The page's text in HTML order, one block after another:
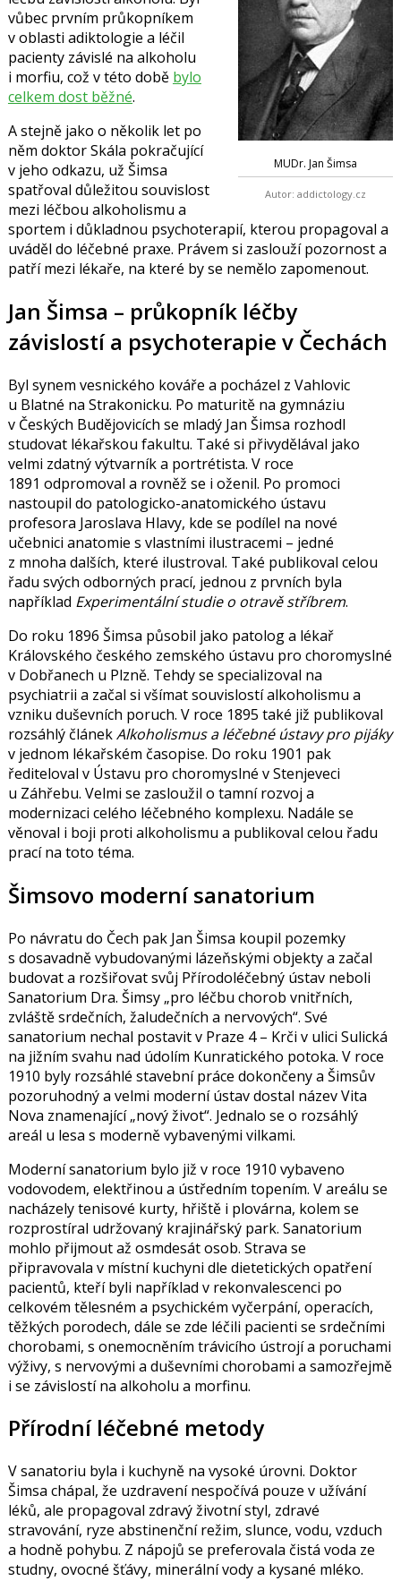
MUDr. Jan Šimsa
Autor: addictology.cz
vůbec prvním průkopníkem
v oblasti adiktologie a léčil
pacienty závislé na alkoholu
i morfiu, což v této době bylo
celkem dost běžné.
A stejně jako o několik let po
něm doktor Skála pokračující
v jeho odkazu, už Šimsa
spatřoval důležitou souvislost
mezi léčbou alkoholismu a
sportem i důkladnou psychoterapií, kterou propagoval a
uváděl do léčebné praxe. Právem si zaslouží pozornost a
patří mezi lékaře, na které by se nemělo zapomenout.
Jan Šimsa – průkopník léčby
závislostí a psychoterapie v Čechách
Byl synem vesnického kováře a pocházel z Vahlovic
u Blatné na Strakonicku. Po maturitě na gymnáziu
v Českých Budějovicích se mladý Jan Šimsa rozhodl
studovat lékařskou fakultu. Také si přivydělával jako
velmi zdatný výtvarník a portrétista. V roce
1891 odpromoval a rovněž se i oženil. Po promoci
nastoupil do patologicko-anatomického ústavu
profesora Jaroslava Hlavy, kde se podílel na nové
učebnici anatomie s vlastními ilustracemi – jedné
z mnoha dalších, které ilustroval. Také publikoval celou
řadu svých odborných prací, jednou z prvních byla
například Experimentální studie o otravě stříbrem.
Do roku 1896 Šimsa působil jako patolog a lékař
Královského českého zemského ústavu pro choromyslné
v Dobřanech u Plzně. Tehdy se specializoval na
psychiatrii a začal si všímat souvislostí alkoholismu a
vzniku duševních poruch. V roce 1895 také již publikoval
rozsáhlý článekAlkoholismus a léčebné ústavy pro pijáky
v jednom lékařském časopise. Do roku 1901 pak
řediteloval v Ústavu pro choromyslné v Stenjeveci
u Záhřebu. Velmi se zasloužil o tamní rozvoj a
modernizaci celého léčebného komplexu. Nadále se
věnoval i boji proti alkoholismu a publikoval celou řadu
prací na toto téma.
Šimsovo moderní sanatorium
Po návratu do Čech pak Jan Šimsa koupil pozemky
s dosavadně vybudovanými lázeňskými objekty a začal
budovat a rozšiřovat svůj Přírodoléčebný ústav neboli
Sanatorium Dra. Šimsy „pro léčbu chorob vnitřních,
zvláště srdečních, žaludečních a nervových“. Své
sanatorium nechal postavit v Praze 4 – Krči v ulici Sulická
na jižním svahu nad údolím Kunratického potoka. V roce
1910 byly rozsáhlé stavební práce dokončeny a Šimsův
pozoruhodný a velmi moderní ústav dostal název Vita
Nova znamenající „nový život“. Jednalo se o rozsáhlý
areál u lesa s moderně vybavenými vilkami.
Moderní sanatorium bylo již v roce 1910 vybaveno
vodovodem, elektřinou a ústředním topením. V areálu se
nacházely tenisové kurty, hřiště i plovárna, kolem se
rozprostíral udržovaný krajinářský park. Sanatorium
mohlo přijmout až osmdesát osob. Strava se
připravovala v místní kuchyni dle dietetických opatření
pacientů, kteří byli například v rekonvalescenci po
celkovém tělesném a psychickém vyčerpání, operacích,
těžkých porodech, dále se zde léčili pacienti se srdečními
chorobami, s onemocněním trávicího ústrojí a poruchami
výživy, s nervovými a duševními chorobami a samozřejmě
i se závislostí na alkoholu a morfinu.
Přírodní léčebné metody
V sanatoriu byla i kuchyně na vysoké úrovni. Doktor
Šimsa chápal, že uzdravení nespočívá pouze v užívání
léků, ale propagoval zdravý životní styl, zdravé
stravování, ryze abstinenční režim, slunce, vodu, vzduch
a hodně pohybu. Z nápojů se preferovala čistá voda ze
studny, ovocné šťávy, minerální vody a kysané mléko.